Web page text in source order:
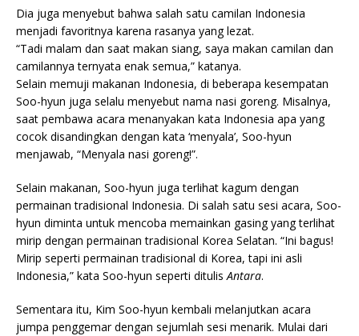
Dia juga menyebut bahwa salah satu camilan Indonesia
menjadi favoritnya karena rasanya yang lezat.
“Tadi malam dan saat makan siang, saya makan camilan dan
camilannya ternyata enak semua,” katanya.
Selain memuji makanan Indonesia, di beberapa kesempatan
Soo-hyun juga selalu menyebut nama nasi goreng. Misalnya,
saat pembawa acara menanyakan kata Indonesia apa yang
cocok disandingkan dengan kata ‘menyala’, Soo-hyun
menjawab, “Menyala nasi goreng!”.
Selain makanan, Soo-hyun juga terlihat kagum dengan
permainan tradisional Indonesia. Di salah satu sesi acara, Soo-
hyun diminta untuk mencoba memainkan gasing yang terlihat
mirip dengan permainan tradisional Korea Selatan. “Ini bagus!
Mirip seperti permainan tradisional di Korea, tapi ini asli
Indonesia,” kata Soo-hyun seperti ditulisAntara.
Sementara itu, Kim Soo-hyun kembali melanjutkan acara
jumpa penggemar dengan sejumlah sesi menarik. Mulai dari